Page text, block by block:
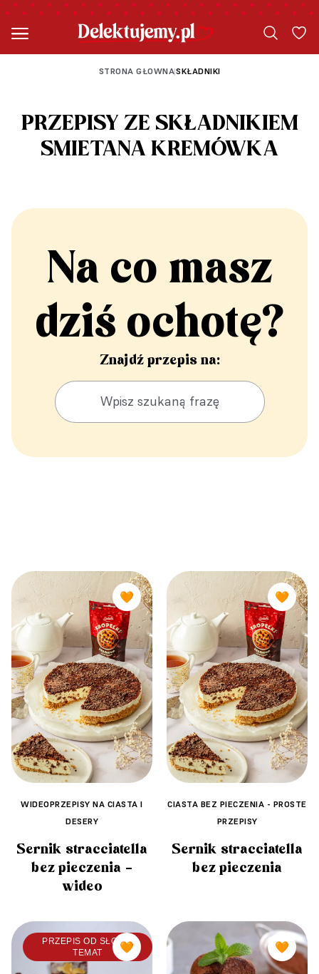
STRONA GŁOWNA|SKŁADNIKI
PRZEPISY ZE SKŁADNIKIEM
ŚMIETANA KREMÓWKA
Na co masz
dziś ochotę?
Znajdź przepis na:
🧡
WIDEOPRZEPISY NA CIASTA I
DESERY
Sernik stracciatella
bez pieczenia –
wideo
🧡
CIASTA BEZ PIECZENIA - PROSTE
PRZEPISY
Sernik stracciatella
bez pieczenia
PRZEPIS OD SŁODKI
TEMAT
🧡 🧡